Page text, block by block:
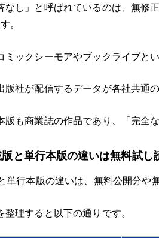
なし」と呼ばれているのは、無修
。
ミックシーモアやブックライブと
版社が配信するデータが各社共通
版も商業誌の作品であり、「完全
と単行本版の違いは無料試し
単行本版の違いは、無料公開分や
整理すると以下の通りです。